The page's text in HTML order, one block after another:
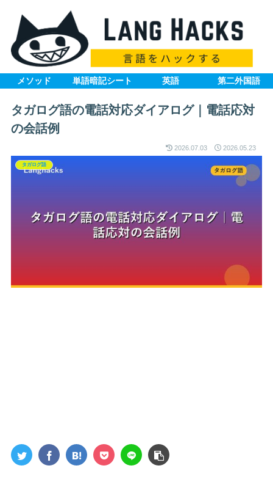
メソッド 単語暗記シート 英語 第二外国語
タガログ語の電話対応ダイアログ｜電話応対
の会話例
2026.07.03 2026.05.23
タガログ語